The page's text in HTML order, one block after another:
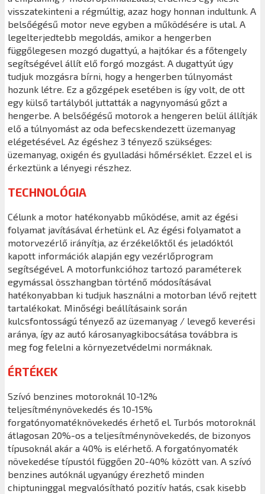
visszatekinteni a régmúltig, azaz hogy honnan indultunk. A
belsőégésű motor neve egyben a működésére is utal. A
legelterjedtebb megoldás, amikor a hengerben
függőlegesen mozgó dugattyú, a hajtókar és a főtengely
segítségével állít elő forgó mozgást. A dugattyút úgy
tudjuk mozgásra bírni, hogy a hengerben túlnyomást
hozunk létre. Ez a gőzgépek esetében is így volt, de ott
egy külső tartályból juttatták a nagynyomású gőzt a
hengerbe. A belsőégésű motorok a hengeren belül állítják
elő a túlnyomást az oda befecskendezett üzemanyag
elégetésével. Az égéshez 3 tényező szükséges:
üzemanyag, oxigén és gyulladási hőmérséklet. Ezzel el is
érkeztünk a lényegi részhez.
TECHNOLÓGIA
Célunk a motor hatékonyabb működése, amit az égési
folyamat javításával érhetünk el. Az égési folyamatot a
motorvezérlő irányítja, az érzékelőktől és jeladóktól
kapott információk alapján egy vezérlőprogram
segítségével. A motorfunkcióhoz tartozó paraméterek
egymással összhangban történő módosításával
hatékonyabban ki tudjuk használni a motorban lévő rejtett
tartalékokat. Minőségi beállításaink során
kulcsfontosságú tényező az üzemanyag / levegő keverési
aránya, így az autó károsanyagkibocsátása továbbra is
meg fog felelni a környezetvédelmi normáknak.
ÉRTÉKEK
Szívó benzines motoroknál 10-12%
teljesítménynövekedés és 10-15%
forgatónyomatéknövekedés érhető el. Turbós motoroknál
átlagosan 20%-os a teljesítménynövekedés, de bizonyos
típusoknál akár a 40% is elérhető. A forgatónyomaték
növekedése típustól függően 20-40% között van. A szívó
benzines autóknál ugyanúgy érezhető minden
chiptuninggal megvalósítható pozitív hatás, csak kisebb